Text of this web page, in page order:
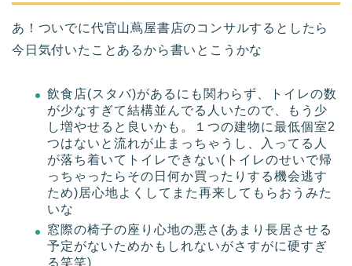
あ！ついでに代官山蔦屋書店のコンサルするとしたら
今日気付いたことあるから書いとこうかな
飲食店(スタバ)があるにも関わらず、トイレの数
が少なすぎて結構並んでる人いたので、もう少
し増やせると良いかも。１つの建物に最低個室2
つはないと流れが止まっちゃうし、入ってる人
が落ち着いてトイレできない(トイレのせいで帰
っちゃったらその日何か買ったりする機会逃す
ため)居心地よくしてまた再来してもらおうみた
いな
窓際の椅子の座り心地の悪さ(あまり長居させる
予定がないためかもしれないがさすがに硬すぎ
る笑笑)